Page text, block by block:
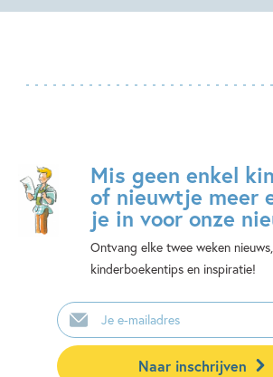
Mis geen enkel
of nieuwtje meer
je in voor onze
Ontvang elke twee weken nieuws,
kinderboekentips en inspiratie!
E-
mailadres
Naar inschrijven